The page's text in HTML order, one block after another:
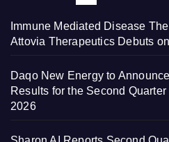
Immune Mediated Disease
Attovia Therapeutics Debuts
Daqo New Energy to
Results for the Second
2026